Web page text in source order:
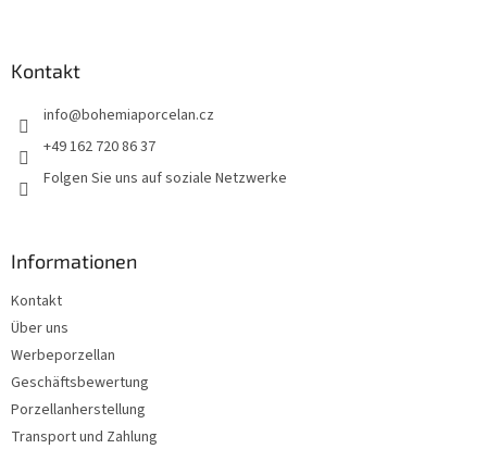
Kontakt
info@bohemiaporcelan.cz
+49 162 720 86 37
Folgen Sie uns auf soziale Netzwerke
Informationen
Kontakt
Über uns
Werbeporzellan
Geschäftsbewertung
Porzellanherstellung
Transport und Zahlung